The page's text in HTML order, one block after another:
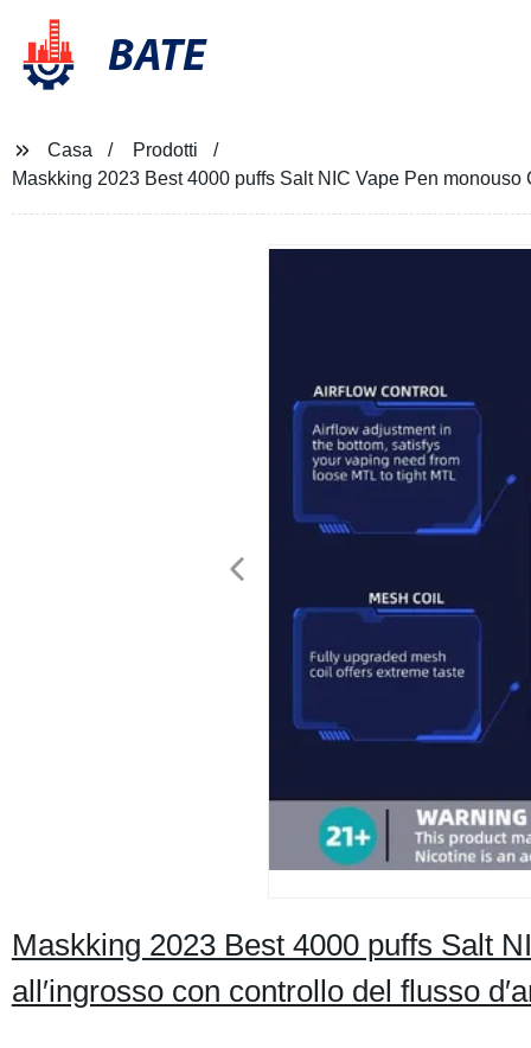
BATE
Casa
Prodotti
Maskking 2023 Best 4000 puffs Salt NIC Vape Pen
Maskking 2023 Best 4000 puffs Salt
all′ingrosso con controllo del flusso